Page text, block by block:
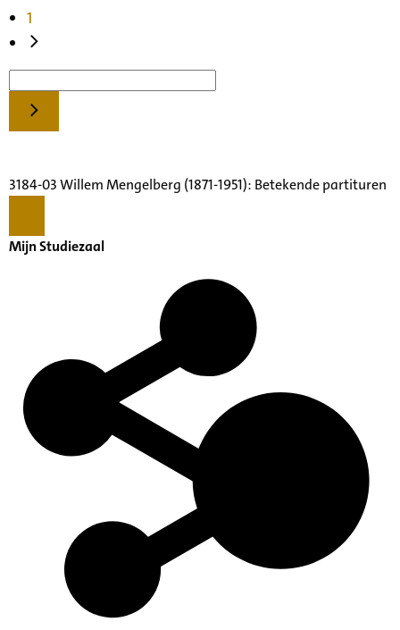
1
3184-03 Willem Mengelberg (1871-1951): Betekende partituren
Mijn Studiezaal